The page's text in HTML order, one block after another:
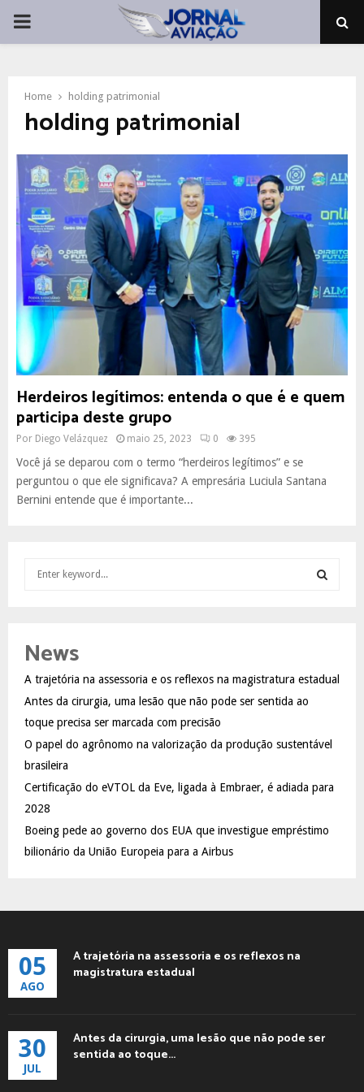
PRIMARY
Home holding patrimonial
holding patrimonial
Herdeiros legítimos: entenda o que é e quem
participa deste grupo
Por Diego Velázquez maio 25, 2023 0 395
Você já se deparou com o termo “herdeiros legítimos” e se
perguntou o que ele significava? A empresária Luciula Santana
Bernini entende que é importante...
h
o
r
:
A
C
News
A trajetória na assessoria e os reflexos na magistratura estadual
Antes da cirurgia, uma lesão que não pode ser sentida ao
toque precisa ser marcada com precisão
O papel do agrônomo na valorização da produção sustentável
brasileira
Certificação do eVTOL da Eve, ligada à Embraer, é adiada para
2028
Boeing pede ao governo dos EUA que investigue empréstimo
bilionário da União Europeia para a Airbus
05
AGO
A trajetória na assessoria e os reflexos na
magistratura estadual
30
JUL
Antes da cirurgia, uma lesão que não pode ser
sentida ao toque...